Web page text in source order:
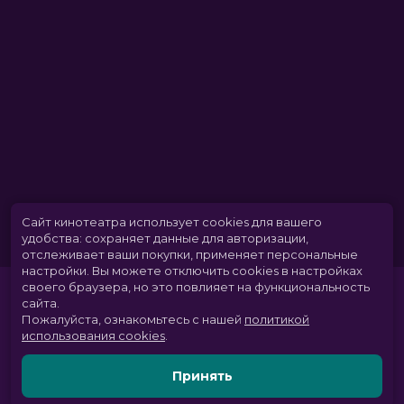
Сайт кинотеатра использует cookies для вашего
удобства: сохраняет данные для авторизации,
отслеживает ваши покупки, применяет персональные
настройки. Вы можете отключить cookies в настройках
своего браузера, но это повлияет на функциональность
сайта.
Пожалуйста, ознакомьтесь с нашей политикой
использования cookies
Принять